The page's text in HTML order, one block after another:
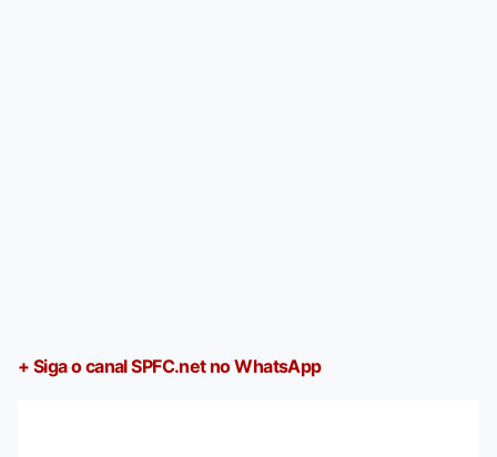
+ Siga o canal SPFC.net no WhatsApp